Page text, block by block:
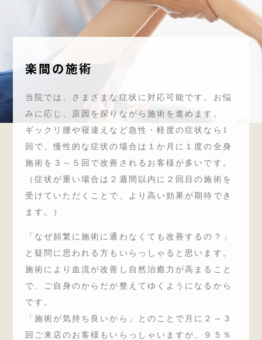
楽間の施術
当院では、さまざまな症状に対応可能です。お悩
みに応じ、原因を探りながら施術を進めます。
ギックリ腰や寝違えなど急性・軽度の症状なら1
回で、慢性的な症状の場合は１か月に１度の全身
施術を３～５回で改善されるお客様が多いです。
（症状が重い場合は２週間以内に２回目の施術を
受けていただくことで、より高い効果が期待でき
ます。）
「なぜ頻繁に施術に通わなくても改善するの？」
と疑問に思われる方もいらっしゃると思います。
施術により血流が改善し自然治癒力が高まること
で、ご自身のからだが整えてゆくようになるから
です。
「施術が気持ち良いから」とのことで月に２～３
回ご来店のお客様もいらっしゃいますが、９５％